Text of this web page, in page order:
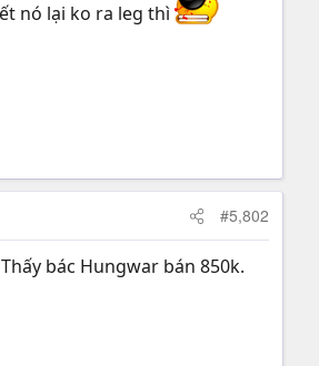
nó lại ko ra leg thì
#5,802
bác Hungwar bán 850k.